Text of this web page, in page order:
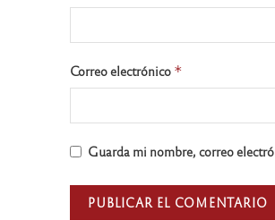
Correo electrónico *
Guarda mi nombre, correo